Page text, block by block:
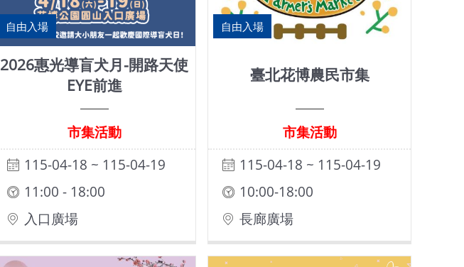
自由入場
2026惠光導盲犬月-開路天使
EYE前進
市集活動
115-04-18 ~ 115-04-19
11:00 - 18:00
入口廣場
自由入場
臺北花博農民市集
市集活動
115-04-18 ~ 115-04-19
10:00-18:00
長廊廣場